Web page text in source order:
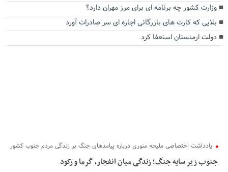
وزارت کشور چه برنامه ای برای مرز مهران دارد؟
بلایی که کارت های بازرگانی اجاره ای سر صادرات آورد
دولت ارمنستان استعفا کرد
یادداشت اختصاصی ملیحه منوری درباره پیامدهای جنگ بر زندگی مردم جنوب کشور
جنوب زیر سایه جنگ؛ زندگی میان انفجار، گرما و رکود